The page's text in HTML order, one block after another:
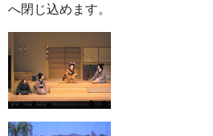
へ閉じ込めます。